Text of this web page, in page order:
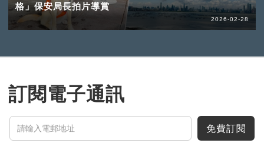
格」保安局長拍片導賞
2026-02-28
訂閱電子通訊
免費訂閱